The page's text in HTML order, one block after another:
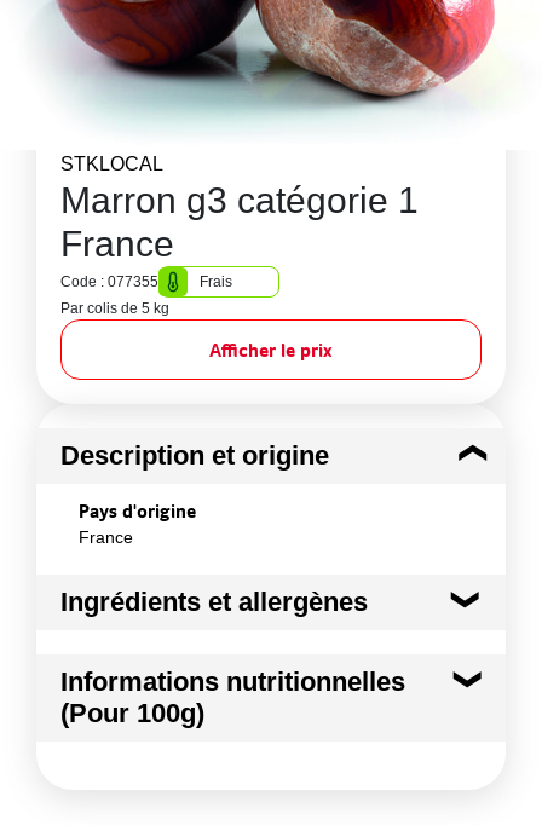
STKLOCAL
Marron g3 catégorie 1
France
Code : 077355
Frais
Par colis de 5 kg
Afficher le prix
Description et origine
Pays d'origine
France
Ingrédients et allergènes
Marron
Conformément aux informations transmises
Informations nutritionnelles
(Pour 100g)